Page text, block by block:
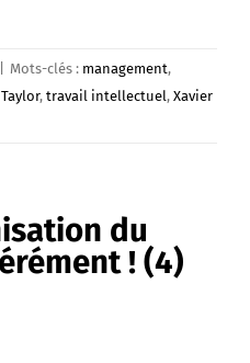
Mots-clés : management,
Taylor, travail intellectuel, Xavier
du
! (4)